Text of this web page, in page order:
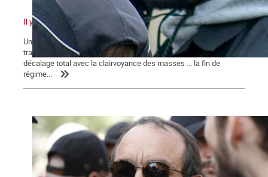
Il y a quelque chose de pourri au royaume de Macron
Un pouvoir en marche pour sa réélection qui n’en finit pas de
traîner des casseroles judiciaires … Une classe politique en
décalage total avec la clairvoyance des masses … la fin de
régime...